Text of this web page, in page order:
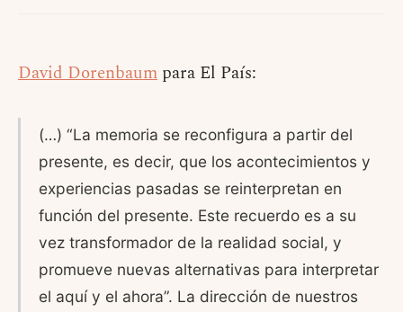
David Dorenbaum para El País:
(…) “La memoria se reconfigura a partir del
presente, es decir, que los acontecimientos y
experiencias pasadas se reinterpretan en
función del presente. Este recuerdo es a su
vez transformador de la realidad social, y
promueve nuevas alternativas para interpretar
el aquí y el ahora”. La dirección de nuestros